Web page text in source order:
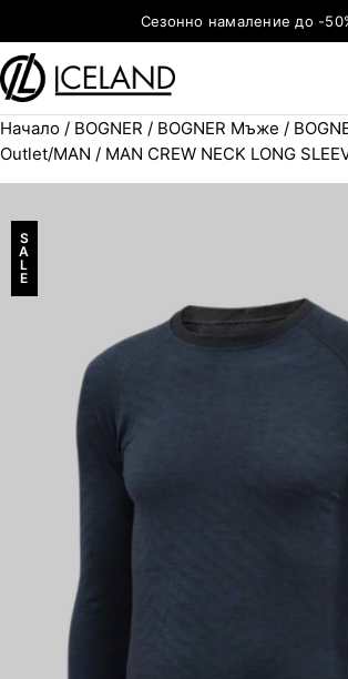
Към съдържаниетоСезонно намаление до -
Search for:
Начало / BOGNER / BOGNER Мъже /
Outlet/MAN / MAN CREW NECK LONG
S
A
L
E